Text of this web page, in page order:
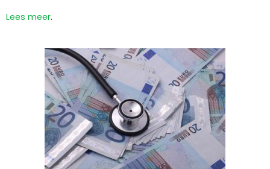
Lees meer.